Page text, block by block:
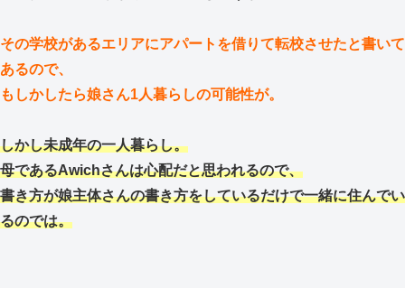
その学校があるエリアにアパートを借りて転校させたと書いて
あるので、
もしかしたら娘さん1人暮らしの可能性が。
しかし未成年の一人暮らし。
母であるAwichさんは心配だと思われるので、
書き方が娘主体さんの書き方をしているだけで一緒に住んでい
るのでは。